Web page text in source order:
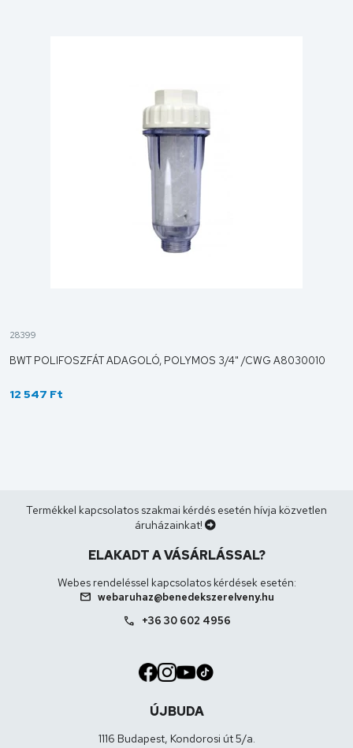
28399
BWT POLIFOSZFÁT ADAGOLÓ, POLYMOS 3/4" /CWG A8030010
12 547 Ft
Termékkel kapcsolatos szakmai kérdés esetén hívja közvetlen
áruházainkat!
ELAKADT A VÁSÁRLÁSSAL?
Webes rendeléssel kapcsolatos kérdések esetén:
mail webaruhaz@benedekszerelveny.hu
call +36 30 602 4956
ÚJBUDA
1116 Budapest, Kondorosi út 5/a.